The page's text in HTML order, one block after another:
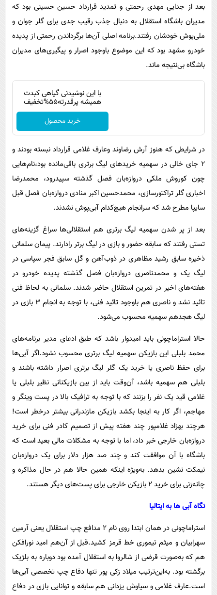
بعد از جدایی مهدی رحمتی و تمدید قرارداد حسین حسینی بود که
مدیران باشگاه استقلال به دنبال جذب رقیب جدی برای گلر جوان و
ملی‌پوش خودشان رفتند.برنامه اصلی آن‌ها برگرداندن رحمتی از پدیده
خودرو مشهد بود که این موضوع باوجود اصرار و پیگیری‌های مدیران
باشگاه بی‌نتیجه ماند.
با این نوشیدنی گیاهی کبدت
همیشه پرقدرته55%تخفیف
خرید محصول
در شرایطی که هنوز آرش رضاوند وعارف غلامی قرارداد نبسته بودند و
2 جای خالی در سهمیه خریدهای لیگ برتری باقی‌مانده بود،نام‌هایی
چون کوروش ملکی دروازه‌بان فصل گذشته سپیدرود، محمدرضا
اخباری گلر تراکتورسازی، محمدحسین اکبر منادی دروازه‌بان فصل قبل
سایپا مطرح شد که سرانجام هیچ‌کدام آبی‌پوش نشدند.
بعد از پر شدن سهمیه لیگ برتری هم استقلالی‌ها سراغ گزینه‌های
تستی رفتند که سابقه حضور و بازی در لیگ برتر رادارند. پیمان سلمانی
ذخیره سابق رشید مظاهری در ذوب‌آهن و گل سابق فجر سپاسی در
لیگ یک و محمدناصری دروازه‌بان فصل گذشته پدیده خودرو در
هفته‌های اخیر در تمرین استقلال حاضر شدند. سلمانی به لحاظ فنی
تائید نشد و ناصری هم باوجود تائید فنی، با توجه به انجام 3 بازی در
لیگ هجدهم سهمیه محسوب می‌شود.
حالا استراماچونی باید امیدوار باشد که طبق ادعای مدیر برنامه‌های
محمد بلبلی این بازیکن سهمیه لیگ برتری محسوب نشود.اگر آبی‌ها
برای حفظ ناصری یا خرید یک گلر لیگ برتری اصرار داشته باشند و
بلبلی هم سهمیه باشد، آن‌وقت باید از بین بازیکنانی نظیر بلبلی یا
غلامی قید یک نفر را بزنند که با توجه به ترافیک بالا در پست وینگر و
مهاجم، اگر کار به اینجا بکشد بازیکن مازندرانی بیشتر درخطر است!
هرچند بهزاد غلامپور چند هفته پیش از تصمیم کادر فنی برای خرید
دروازه‌بان خارجی خبر داد، اما با توجه به مشکلات مالی بعید است که
باشگاه با آن موافقت کند و چند صد هزار دلار برای یک دروازه‌بان
نیمکت نشین بدهد. به‌ویژه اینکه همین حالا هم در حال مذاکره و
چانه‌زنی برای خرید 2 بازیکن خارجی برای پست‌های دیگر هستند.
نگاه آبی ها به ایتالیا
استراماچونی در همان ابتدا روی نام 2 مدافع چپ استقلال یعنی آرمین
سهرابیان و میثم تیموری خط قرمز کشید.قبل از آن‌هم امید نورافکن
هم که به‌صورت قرضی از شالروا به استقلال آمده بود دوباره به بلژیک
برگشته بود. به‌این‌ترتیب میلاد زکی پور تنها دفاع چپ تخصصی آبی‌ها
است.عارف غلامی و سیاوش یزدانی هم سابقه و توانایی بازی در دفاع